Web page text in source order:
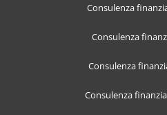
Consulenza
Consulenza
Consulenza
Consulenza